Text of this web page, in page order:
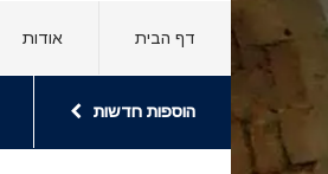
דף הבית אודות
הוספות חדשות